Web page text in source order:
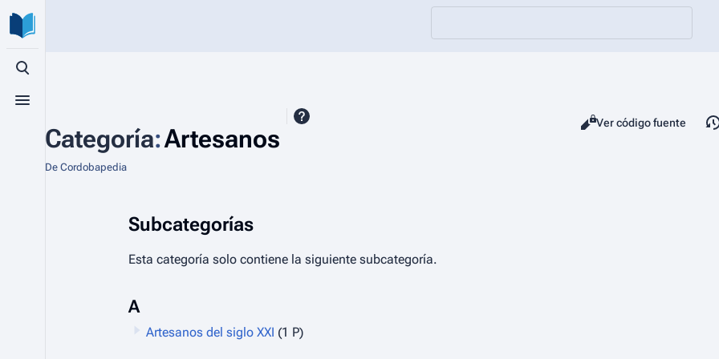
Búsqueda alternativa
Menú alternativo
Categoría:Artesanos
De Cordobapedia
Vistas
Leer
Ver código fuente
Subcategorías
Esta categoría solo contiene la siguiente subcategoría.
A
Artesanos del siglo XXI (1 P)